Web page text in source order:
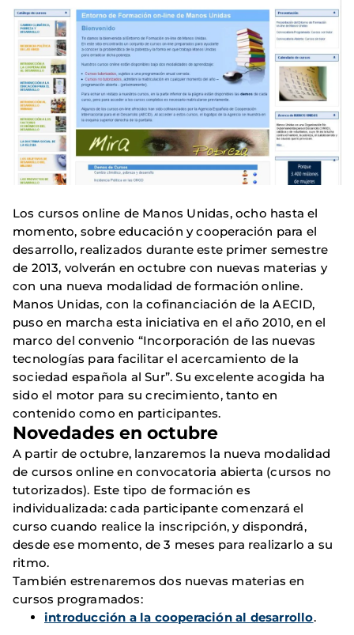
Los cursos online de Manos Unidas, ocho hasta el
momento, sobre educación y cooperación para el
desarrollo, realizados durante este primer semestre
de 2013, volverán en octubre con nuevas materias y
con una nueva modalidad de formación online.
Manos Unidas, con la cofinanciación de la AECID,
puso en marcha esta iniciativa en el año 2010, en el
marco del convenio “Incorporación de las nuevas
tecnologías para facilitar el acercamiento de la
sociedad española al Sur”. Su excelente acogida ha
sido el motor para su crecimiento, tanto en
contenido como en participantes.
Novedades en octubre
A partir de octubre, lanzaremos la nueva modalidad
de cursos online en convocatoria abierta (cursos no
tutorizados). Este tipo de formación es
individualizada: cada participante comenzará el
curso cuando realice la inscripción, y dispondrá,
desde ese momento, de 3 meses para realizarlo a su
ritmo.
También estrenaremos dos nuevas materias en
cursos programados:
introducción a la cooperación al desarrollo.